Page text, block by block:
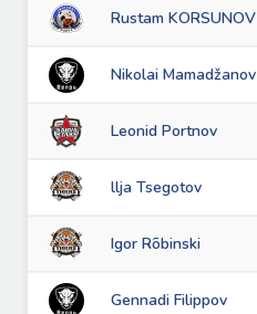
Rustam KORSUNOV
Nikolai Mamadžanov
Leonid Portnov
llja Tsegotov
Igor Rõbinski
Gennadi Filippov